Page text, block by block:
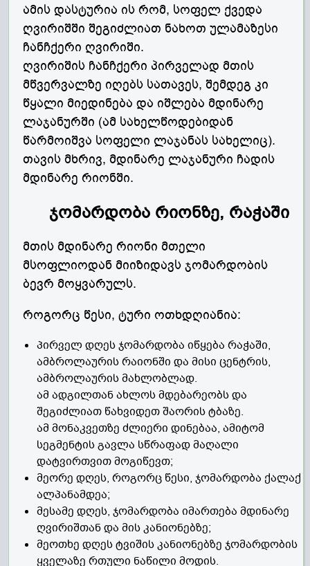
ამის დასტურია ის რომ, სოფელ ქვედა
ღვირიშში შეგიძლიათ ნახოთ ულამაზესი
ჩანჩქერი ღვირიში.
ღვირიშის ჩანჩქერი პირველად მთის
მწვერვალზე იღებს სათავეს, შემდეგ კი
წყალი მიედინება და იშლება მდინარე
ლაჯანურში (ამ სახელწოდებიდან
წარმოიშვა სოფელი ლაჯანას სახელიც).
თავის მხრივ, მდინარე ლაჯანური ჩადის
მდინარე რიონში.
ჯომარდობა რიონზე, რაჭაში
მთის მდინარე რიონი მთელი
მსოფლიოდან მიიზიდავს ჯომარდობის
ბევრ მოყვარულს.
როგორც წესი, ტური ოთხდღიანია:
პირველ დღეს ჯომარდობა იწყება რაჭაში,
ამბროლაურის რაიონში და მისი ცენტრის,
ამბროლაურის მახლობლად.
ამ ადგილთან ახლოს მდებარეობს და
შეგიძლიათ წახვიდეთ შაორის ტბაზე.
ამ მონაკვეთზე ძლიერი დინებაა, ამიტომ
სეგმენტის გავლა სწრაფად მაღალი
დატვირთვით მოგიწევთ;
მეორე დღეს, როგორც წესი, ჯომარდობა ქალაქ
ალპანამდეა;
მესამე დღეს, ჯომარდობა იმართება მდინარე
ღვირიშთან და მის კანიონებზე;
მეოთხე დღეს ტვიშის კანიონებზე ჯომარდობის
ყველაზე რთული ნაწილი მოდის.